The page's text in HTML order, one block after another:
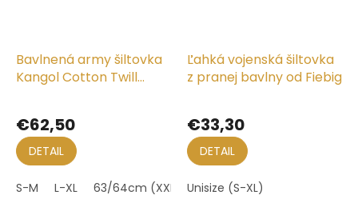
Bavlnená army šiltovka
Kangol Cotton Twill
€62,50
DETAIL
S-M L-XL 63/64cm (XXL)
Ľahká vojenská šiltovka
z pranej bavlny od Fiebig
€33,30
DETAIL
Unisize (S-XL)